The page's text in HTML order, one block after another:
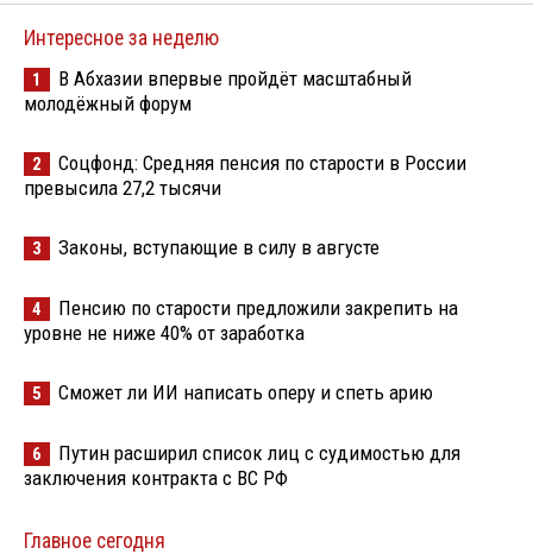
Интересное за неделю
1
В Абхазии впервые пройдёт масштабный
молодёжный форум
2
Соцфонд: Средняя пенсия по старости в России
превысила 27,2 тысячи
3 Законы, вступающие в силу в августе
4
Пенсию по старости предложили закрепить на
уровне не ниже 40% от заработка
5 Сможет ли ИИ написать оперу и спеть арию
6
Путин расширил список лиц с судимостью для
заключения контракта с ВС РФ
Главное сегодня